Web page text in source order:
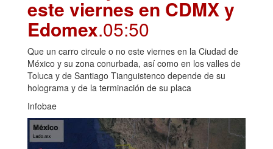
este viernes en CDMX y
Edomex.05:50
Que un carro circule o no este viernes en la Ciudad de
México y su zona conurbada, así como en los valles de
Toluca y de Santiago Tianguistenco depende de su
holograma y de la terminación de su placa
Infobae